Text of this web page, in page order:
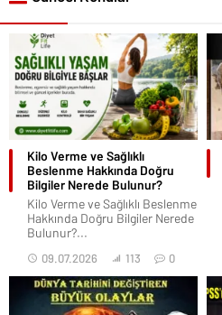
Kilo Verme ve Sağlıklı
Beslenme Hakkında Doğru
Bilgiler Nerede Bulunur?
Kilo Verme ve Sağlıklı Beslenme
Hakkında Doğru Bilgiler Nerede
Bulunur?...
09.07.2026 113 0